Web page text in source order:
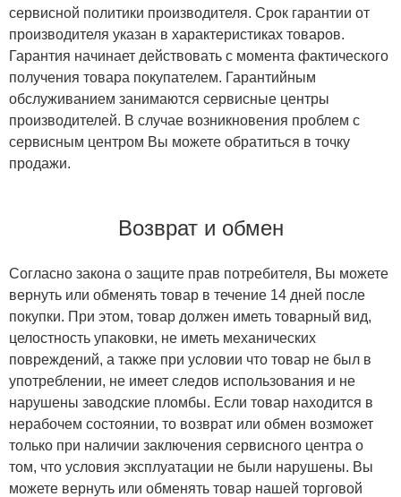
сервисной политики производителя. Срок гарантии от
производителя указан в характеристиках товаров.
Гарантия начинает действовать с момента фактического
получения товара покупателем. Гарантийным
обслуживанием занимаются сервисные центры
производителей. В случае возникновения проблем с
сервисным центром Вы можете обратиться в точку
продажи.
Возврат и обмен
Согласно закона о защите прав потребителя, Вы можете
вернуть или обменять товар в течение 14 дней после
покупки. При этом, товар должен иметь товарный вид,
целостность упаковки, не иметь механических
повреждений, а также при условии что товар не был в
употреблении, не имеет следов использования и не
нарушены заводские пломбы. Если товар находится в
нерабочем состоянии, то возврат или обмен возможет
только при наличии заключения сервисного центра о
том, что условия эксплуатации не были нарушены. Вы
можете вернуть или обменять товар нашей торговой